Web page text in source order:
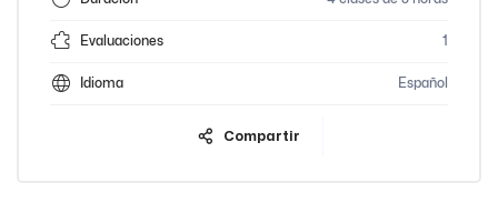
Evaluaciones 1
Idioma Español
Compartir